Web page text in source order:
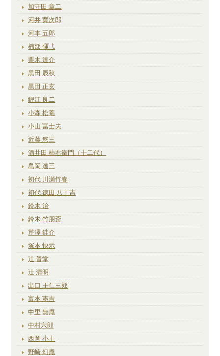
加守田 章二
河井 寛次郎
河本 五郎
楠部 彌弌
栗木 達介
黒田 辰秋
黒田 正玄
鯉江 良二
小森 松菴
小山 冨士夫
近藤 悠三
酒井田 柿右衛門（十二代）
島岡 達三
初代 川瀬竹春
初代 徳田 八十吉
鈴木 治
鈴木 竹朋斎
芹澤 銈介
塚本 快示
辻 晉堂
辻 清明
出口 王仁三郎
富本 憲吉
中里 無庵
中村六郎
西岡 小十
野崎 幻庵